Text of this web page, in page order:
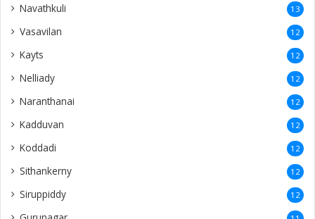
Navathkuli 13
Vasavilan 12
Kayts 12
Nelliady 12
Naranthanai 12
Kadduvan 12
Koddadi 12
Sithankerny 12
Siruppiddy 12